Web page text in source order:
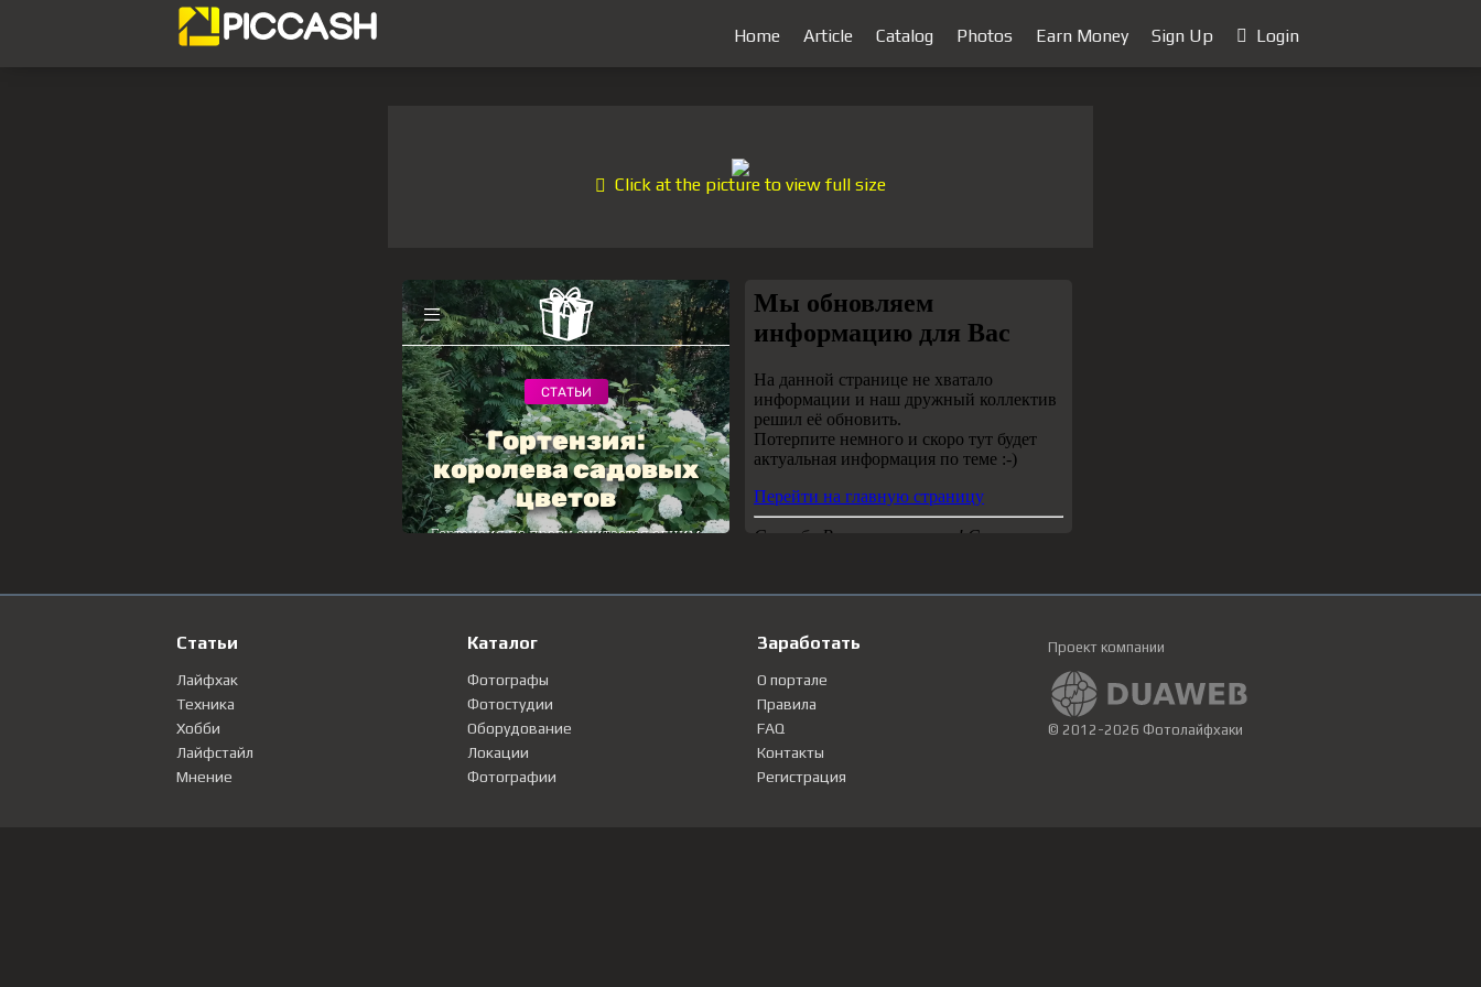
Home Article Catalog Photos Earn Money Sign Up Login
Click at the picture to view full size
Статьи
Лайфхак
Техника
Хобби
Лайфстайл
Мнение
Каталог
Фотографы
Фотостудии
Оборудование
Локации
Фотографии
Заработать
О портале
Правила
FAQ
Контакты
Регистрация
Проект компании
© 2012-2026 Фотолайфхаки